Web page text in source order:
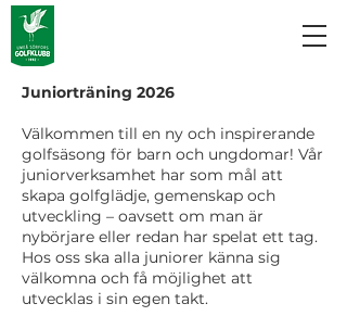
Juniorträning 2026
Välkommen till en ny och inspirerande
golfsäsong för barn och ungdomar! Vår
juniorverksamhet har som mål att
skapa golfglädje, gemenskap och
utveckling – oavsett om man är
nybörjare eller redan har spelat ett tag.
Hos oss ska alla juniorer känna sig
välkomna och få möjlighet att
utvecklas i sin egen takt.